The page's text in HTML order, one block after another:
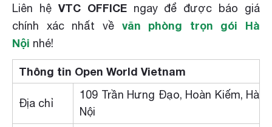
Liên hệ VTC OFFICEngay để được báo giá
chính xác nhất về văn phòng trọn gói Hà
Nội nhé!
Thông tin Open World Vietnam
Địa chỉ
109 Trần Hưng Đạo, Hoàn Kiếm, Hà
Nội